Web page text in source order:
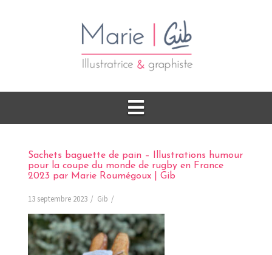
Sachets baguette de pain – Illustrations humour
pour la coupe du monde de rugby en France
2023 par Marie Roumégoux | Gib
13 septembre 2023 Gib